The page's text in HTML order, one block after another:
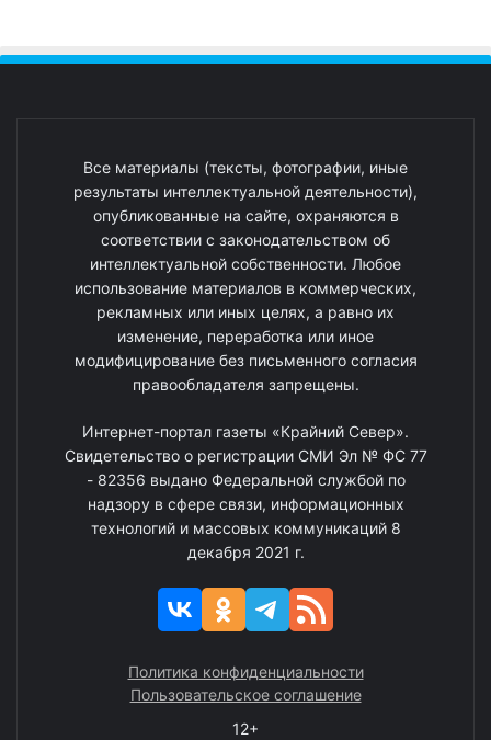
Все материалы (тексты, фотографии, иные
результаты интеллектуальной деятельности),
опубликованные на сайте, охраняются в
соответствии с законодательством об
интеллектуальной собственности. Любое
использование материалов в коммерческих,
рекламных или иных целях, а равно их
изменение, переработка или иное
модифицирование без письменного согласия
правообладателя запрещены.
Интернет-портал газеты «Крайний Север».
Свидетельство о регистрации СМИ Эл № ФС 77
- 82356 выдано Федеральной службой по
надзору в сфере связи, информационных
технологий и массовых коммуникаций 8
декабря 2021 г.
Политика конфиденциальности
Пользовательское соглашение
12+